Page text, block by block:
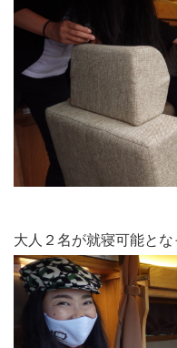
大人２名が就寝可能とな